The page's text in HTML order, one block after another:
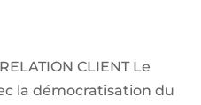
CLIENT Le
la démocratisation du